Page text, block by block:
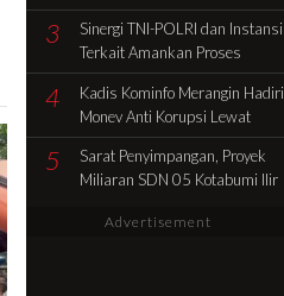
Selamat HUT Ke-81 RI
3
Sinergi TNI-POLRI dan Instansi
Terkait Amankan Proses
Pencocokan Fisik Objek
Sengketa di Kelurahan Selamat
4
Kadis Kominfo Merangin Hadiri
Monev Anti Korupsi Lewat
Zoom Dukung Penuh Desa
Sidolego Jadi Percontohan
Desa Anti Korupsi
5
Sarat Penyimpangan, Proyek
Miliaran SDN 05 Kotabumi Ilir
Advertisement